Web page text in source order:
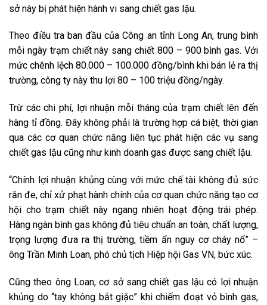
sở này bị phát hiện hành vi sang chiết gas lậu.
Theo điều tra ban đầu của Công an tỉnh Long An, trung bình
mỗi ngày trạm chiết này sang chiết 800 – 900 bình gas. Với
mức chênh lệch 80.000 – 100.000 đồng/bình khi bán lẻ ra thị
trường, công ty này thu lợi 80 – 100 triệu đồng/ngày.
Trừ các chi phí, lợi nhuận mỗi tháng của trạm chiết lên đến
hàng tỉ đồng. Đây không phải là trường hợp cá biệt, thời gian
qua các cơ quan chức năng liên tục phát hiện các vụ sang
chiết gas lậu cũng như kinh doanh gas được sang chiết lậu.
“Chính lợi nhuận khủng cùng với mức chế tài không đủ sức
răn đe, chỉ xử phạt hành chính của cơ quan chức năng tạo cơ
hội cho trạm chiết này ngang nhiên hoạt động trái phép.
Hàng ngàn bình gas không đủ tiêu chuẩn an toàn, chất lượng,
trọng lượng đưa ra thị trường, tiềm ẩn nguy cơ cháy nổ” –
ông Trần Minh Loan, phó chủ tịch Hiệp hội Gas VN, bức xúc.
Cũng theo ông Loan, cơ sở sang chiết gas lậu có lợi nhuận
khủng do “tay không bắt giặc” khi chiếm đoạt vỏ bình gas,